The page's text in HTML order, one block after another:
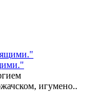
игумено..